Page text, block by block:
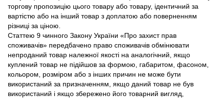
торгову пропозицію цього товару або товару, ідентичний за
вартістю або на інший товар з доплатою або поверненням
різниці за ціною.
Статтею 9 чинного Закону України «Про захист прав
споживачів» передбачено право споживачів обмінювати
непроданий товар належної якості на аналогічний, якщо
куплений товар не підійшов за формою, габаритом, фасоном,
кольором, розміром або з інших причин не може бути
використаний за призначенням, якщо даний товар не був
використаний і якщо збережено його товарний вигляд,